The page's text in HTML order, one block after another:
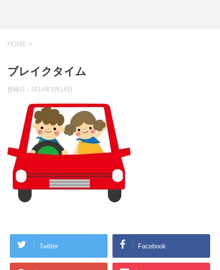
HOME >
ブレイクタイム
投稿日： 2014年3月14日
Twitter Facebook